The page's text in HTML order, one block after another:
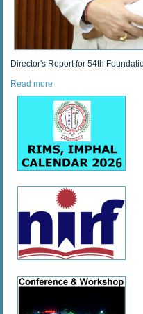
Director's Report for 54th
Read more